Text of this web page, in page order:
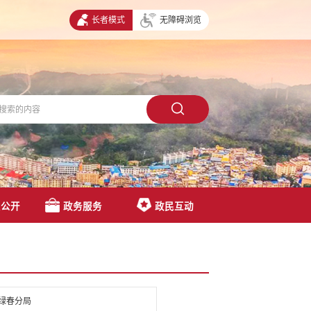
长者模式 无障碍浏览
开 政务服务 政民互动
春分局